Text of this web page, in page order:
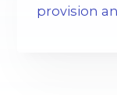
provision